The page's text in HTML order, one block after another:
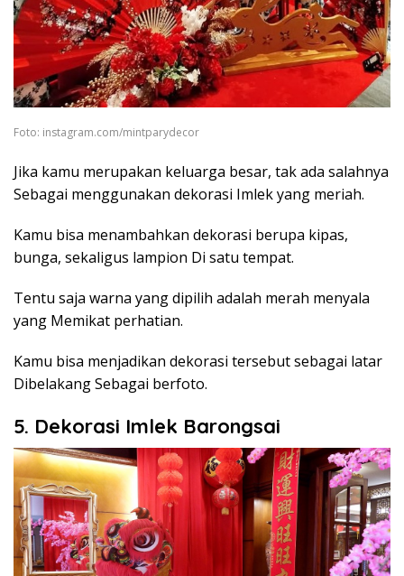
Foto: instagram.com/mintparydecor
Jika kamu merupakan keluarga besar, tak ada salahnya
Sebagai menggunakan dekorasi Imlek yang meriah.
Kamu bisa menambahkan dekorasi berupa kipas,
bunga, sekaligus lampion Di satu tempat.
Tentu saja warna yang dipilih adalah merah menyala
yang Memikat perhatian.
Kamu bisa menjadikan dekorasi tersebut sebagai latar
Dibelakang Sebagai berfoto.
5. Dekorasi Imlek Barongsai